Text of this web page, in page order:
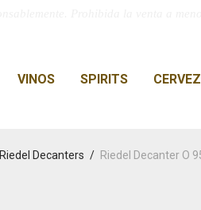
VINOS SPIRITS
Riedel Decanters / Riedel Decanter O